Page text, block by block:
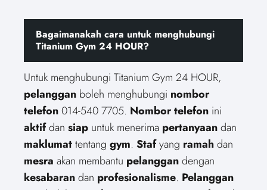
Bagaimanakah cara untuk menghubungi
Titanium Gym 24 HOUR?
Untuk menghubungi Titanium Gym 24 HOUR,
pelanggan boleh menghubungi nombor
telefon014-540 7705. Nombor telefon ini
aktifdan siap untuk menerima pertanyaandan
maklumattentang gym. Stafyang ramahdan
mesra akan membantu pelanggandengan
kesabarandan profesionalisme. Pelanggan